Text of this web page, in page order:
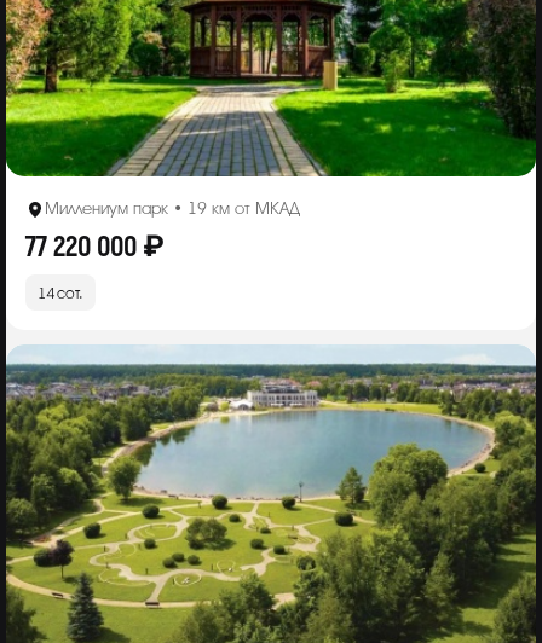
Миллениум парк • 19 км от МКАД
77 220 000 ₽
14 сот.